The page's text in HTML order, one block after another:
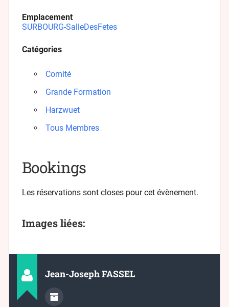
Emplacement
SURBOURG-SalleDesFetes
Catégories
Comité
Grande Formation
Harzwuet
Tous Membres
Bookings
Les réservations sont closes pour cet évènement.
Images liées:
Jean-Joseph FASSEL